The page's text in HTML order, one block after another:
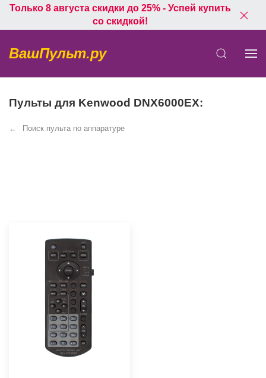
Только 8 августа скидки до 25% - Успей купить
со скидкой!
ВашПульт.ру
Пульты для Kenwood DNX6000EX:
Поиск пульта по аппаратуре